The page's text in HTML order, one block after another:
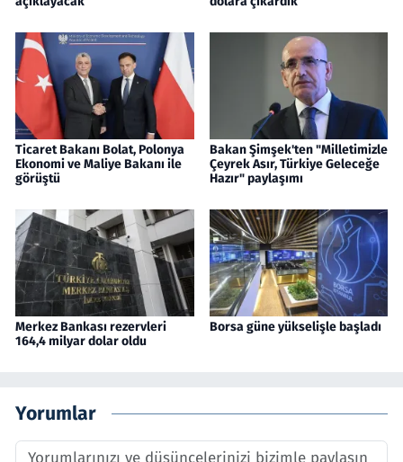
Ticaret Bakanı Bolat, Polonya
Ekonomi ve Maliye Bakanı ile
görüştü
Bakan Şimşek'ten "Milletimizle
Çeyrek Asır, Türkiye Geleceğe
Hazır" paylaşımı
Merkez Bankası rezervleri
164,4 milyar dolar oldu
Borsa güne yükselişle başladı
Yorumlar